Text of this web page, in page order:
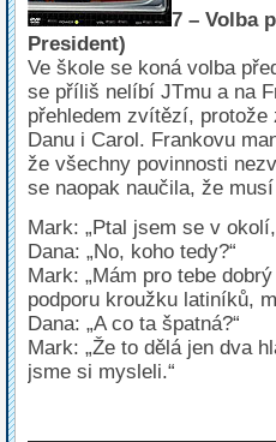
7 – Volba
President)
Ve škole se koná volba
se příliš nelíbí JTmu a na
přehledem zvítězí,
Danu i Carol. Frankovu
že všechny povinnosti
se naopak naučila, že
Mark: „Ptal jsem se v
Dana: „No, koho tedy?“
Mark: „Mám pro tebe
podporu kroužku latiníků,
Dana: „A co ta špatná?“
Mark: „Že to dělá jen dva
jsme si mysleli.“